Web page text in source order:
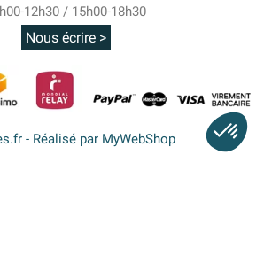
12h30 / 15h00-18h30
Nous écrire >
- Réalisé par MyWebShop